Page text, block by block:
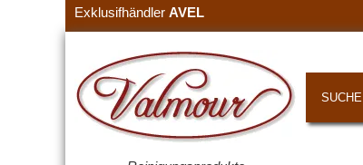
Exklusifhändler AVEL
SUCHE